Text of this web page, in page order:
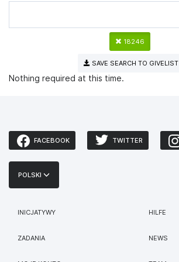
18246
SAVE SEARCH TO GIVELIST
Nothing required at this time.
FACEBOOK TWITTER
POLSKI
INICJATYWY
ZADANIA
HILFE
NEWS